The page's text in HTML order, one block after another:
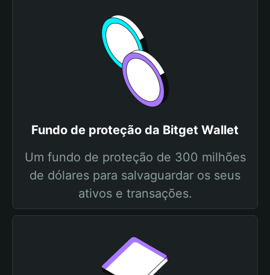
Fundo de proteção da Bitget Wallet
Um fundo de proteção de 300 milhões
de dólares para salvaguardar os seus
ativos e transações.